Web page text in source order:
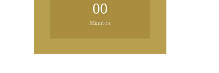
00
Minutes